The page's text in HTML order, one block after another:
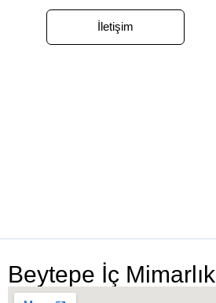
İletişim
Beytepe İç Mimarlık